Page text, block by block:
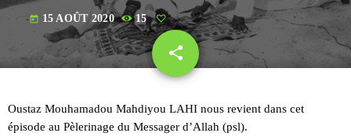
today 15 AOÛT 2020 15
share
email
Oustaz Mouhamadou Mahdiyou LAHI nous revient dans cet
épisode au Pèlerinage du Messager d’Allah (psl).